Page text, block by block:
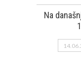
Na